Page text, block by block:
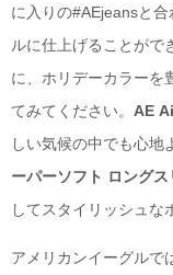
に入りの#AEjeansと
ルに仕上げることがで
に、ホリデーカラーを
てみてください。 AE
しい気候の中でも心地
ーパーソフト ロング
してスタイリッシュな
アメリカンイーグルで